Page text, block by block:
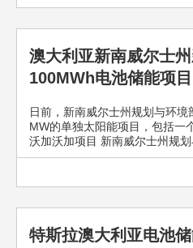
澳大利亚新南威尔士
100MWh电池储能项目
日前，新南威尔士州规划与环
MW的单独太阳能项目，包括一
沃加沃加项目 新南威尔士州规
特斯拉澳大利亚电池